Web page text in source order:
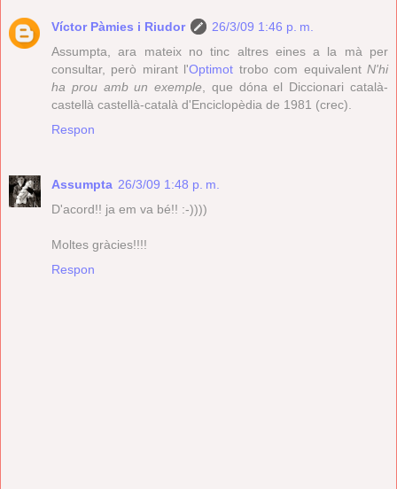
Víctor Pàmies i Riudor
26/3/09 1:46 p. m.
Assumpta, ara mateix no tinc altres eines a la mà per
consultar, però mirant l'Optimot trobo com equivalentN'hi
ha prou amb un exemple , que dóna el Diccionari català-
castellà castellà-català d'Enciclopèdia de 1981 (crec).
Respon
Assumpta 26/3/09 1:48 p. m.
D'acord!! ja em va bé!! :-))))
Moltes gràcies!!!!
Respon